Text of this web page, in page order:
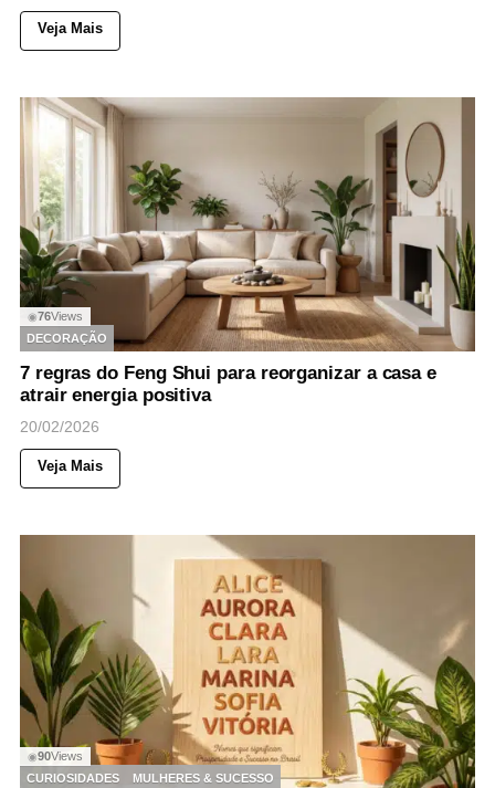
Veja Mais
◉76Views
DECORAÇÃO
7 regras do Feng Shui para reorganizar a casa e
atrair energia positiva
20/02/2026
Veja Mais
◉90Views
CURIOSIDADES
MULHERES & SUCESSO